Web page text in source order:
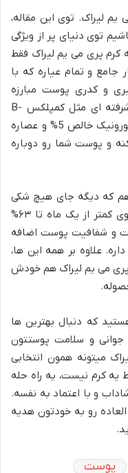
لیراک. توی این مقاله،
توی دنیای پر از ویژگی
پری می یم لیراک فقط
جامع و تمام عیاره که با
و کدری پوست مبارزه
میکنه. این کرم با ترکیبات فعال و پیشرفته ای مثل کمپلکس B-
Relaxor با اثر شبه بوتاکس، اسید هیالورونیک خالص 5% و عصاره
و پوست شما رو دوباره
هم که دیگه جای هیچ شکی
باقی نمیذاره. وقتی یه محصول بتونه توی کمتر از یک ماه تا ۶۳%
و ۸۰% به لطافت و شفافیت پوست اضافه
علاوه بر همه این ها،
می یم لیراک هم خودش
که دنبال بهترین ها
و سلامت پوستتون
میتونه همون انتخابی
یه کرم نیست، یه راه حله
و با اعتماد به نفسه.
رو به خودتون هدیه
پوست